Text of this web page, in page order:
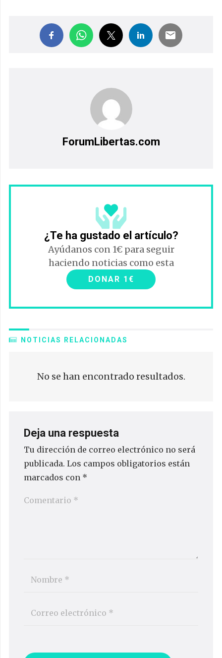
ForumLibertas.com
¿Te ha gustado el artículo?
Ayúdanos con 1€ para seguir
haciendo noticias como esta
DONAR 1€
NOTICIAS RELACIONADAS
No se han encontrado resultados.
Deja una respuesta
Tu dirección de correo electrónico no será
publicada. Los campos obligatorios están
marcados con *